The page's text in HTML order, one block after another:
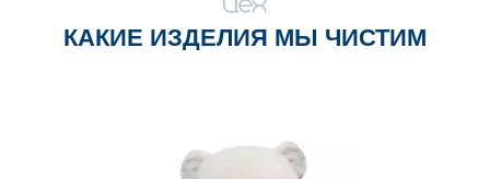
КАКИЕ ИЗДЕЛИЯ МЫ ЧИСТИМ